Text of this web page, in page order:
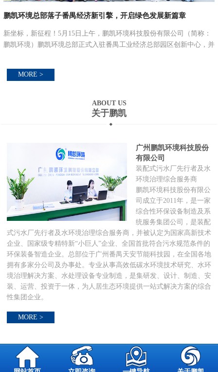
鹏凯环境总部落子番禺经济新引擎，开启绿色发展新篇章
新坐标，新征程！5月15日上午，鹏凯环境科技股份有限公司（简称：
鹏凯环境）鹏凯环境总部正式入驻番禺工业经济总部园区创新中心，并
MORE >
ABOUT US
关于鹏凯
广州鹏凯环境科技股份
有限公司
装配式污水厂先行者及水
环境治理综合服务商
鹏凯环境科技股份有限公
司成立于2011年，是一家
综合性环保设备制造及系
统服务集团公司，是装配
式污水厂先行者及水环境治理综合服务商，并被认定为国家高新技术
企业、国家级专精特新“小巨人”企业、全国首批符合污水规范条件的
环保装备智造企业。总部位于广州番禺天安节能科技园，在全国各地
拥有多家分公司及办事处。专业从事高效低碳水环境技术研究、水环
境治理解决方案、水处理设备专业制造，是集研发、设计、制造、安
装、运营、投资于一体，为人居生态环境提供一站式解决方案的综合
性集团企业。
MORE >